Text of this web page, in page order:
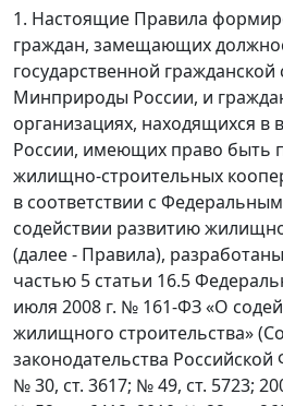
1. Настоящие Правила
граждан, замещающих
государственной
Минприроды России, и
организациях, находящихся
России, имеющих право быть
жилищно-строительных
в соответствии с
содействии развитию
(далее - Правила),
частью 5 статьи 16.5
июля 2008 г. № 161-ФЗ «О
жилищного строительства»
законодательства
№ 30, ст. 3617; № 49, ст. 5723;